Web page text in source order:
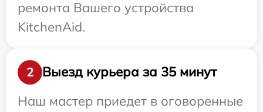
ремонта Вашего устройства
KitchenAid.
2
Выезд курьера за 35 минут
Наш мастер приедет в оговоренные